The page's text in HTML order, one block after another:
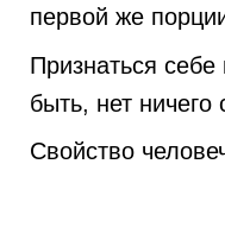
первой же
Признаться
быть, нет
Свойство